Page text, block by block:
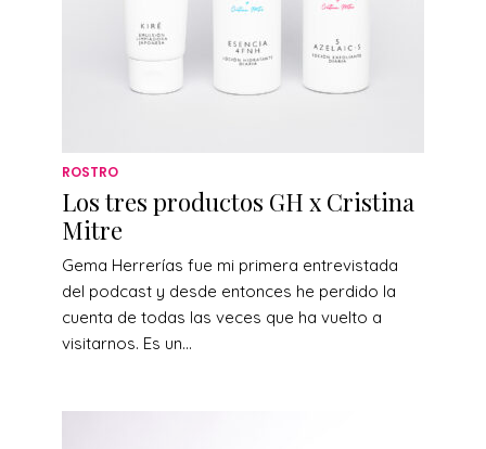
ROSTRO
Los tres productos GH x Cristina
Mitre
Gema Herrerías fue mi primera entrevistada
del podcast y desde entonces he perdido la
cuenta de todas las veces que ha vuelto a
visitarnos. Es un...